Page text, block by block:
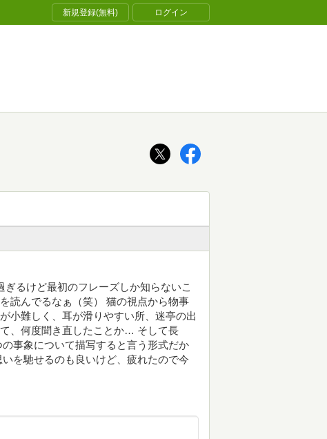
新規登録(無料) ログイン
けど最初のフレーズしか知らないこ
読んでるなぁ（笑） 猫の視点から物事
小難しく、耳が滑りやすい所、迷亭の出
、何度聞き直したことか… そして長
事象について描写すると言う形式だか
を馳せるのも良いけど、疲れたので今